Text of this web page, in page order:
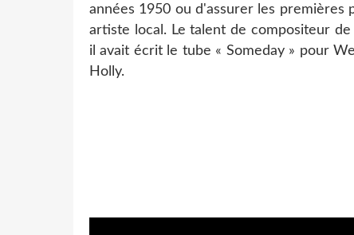
années 1950 ou d'assurer les premières
artiste local. Le talent de compositeur
il avait écrit le tube « Someday » pour
Holly.